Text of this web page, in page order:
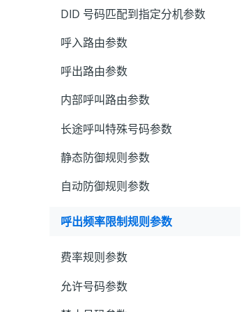
DID 号码匹配到指定分机参数
呼入路由参数
呼出路由参数
内部呼叫路由参数
长途呼叫特殊号码参数
静态防御规则参数
自动防御规则参数
呼出频率限制规则参数
费率规则参数
允许号码参数